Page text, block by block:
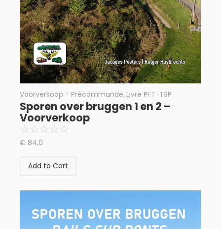
Voorverkoop - Précommande, Livre PFT-TSP
Sporen over bruggen 1 en 2 –
Voorverkoop
☆☆☆☆☆
€ 84,0
Add to Cart